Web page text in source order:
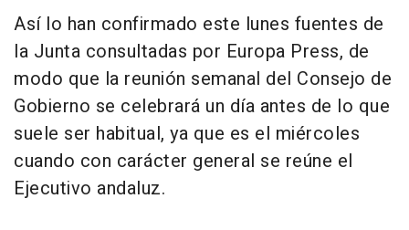
Así lo han confirmado este lunes fuentes de
la Junta consultadas por Europa Press, de
modo que la reunión semanal del Consejo de
Gobierno se celebrará un día antes de lo que
suele ser habitual, ya que es el miércoles
cuando con carácter general se reúne el
Ejecutivo andaluz.